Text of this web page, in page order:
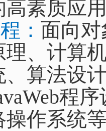
高素质应
： 面向
理、计算
、算法设
程序
操作系统